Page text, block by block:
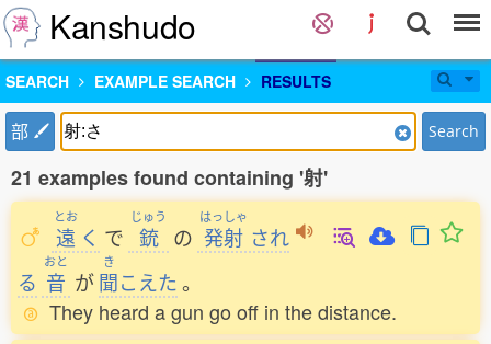
Kanshudo
SEARCH EXAMPLE SEARCH RESULTS
部 Search
21 examples found containing '射'
とお
遠 く で
じゅう
銃 の
はっしゃ
発射 され
る
おと
音 が
き
聞こえた 。
They heard a gun go off in the distance.